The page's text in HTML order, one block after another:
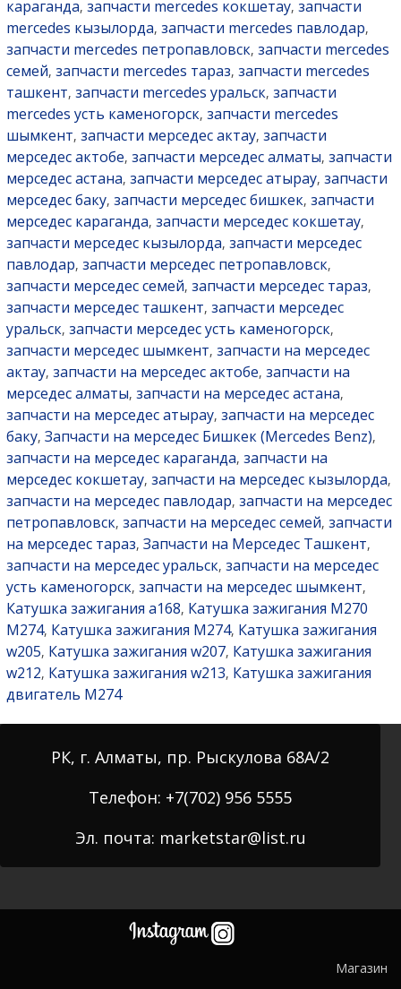
караганда, запчасти mercedes кокшетау, запчасти
mercedes кызылорда, запчасти mercedes павлодар,
запчасти mercedes петропавловск, запчасти mercedes
семей, запчасти mercedes тараз, запчасти mercedes
ташкент, запчасти mercedes уральск, запчасти
mercedes усть каменогорск, запчасти mercedes
шымкент, запчасти мерседес актау, запчасти
мерседес актобе, запчасти мерседес алматы, запчасти
мерседес астана, запчасти мерседес атырау, запчасти
мерседес баку, запчасти мерседес бишкек, запчасти
мерседес караганда, запчасти мерседес кокшетау,
запчасти мерседес кызылорда, запчасти мерседес
павлодар, запчасти мерседес петропавловск,
запчасти мерседес семей, запчасти мерседес тараз,
запчасти мерседес ташкент, запчасти мерседес
уральск, запчасти мерседес усть каменогорск,
запчасти мерседес шымкент, запчасти на мерседес
актау, запчасти на мерседес актобе, запчасти на
мерседес алматы, запчасти на мерседес астана,
запчасти на мерседес атырау, запчасти на мерседес
баку, Запчасти на мерседес Бишкек (Mercedes Benz),
запчасти на мерседес караганда, запчасти на
мерседес кокшетау, запчасти на мерседес кызылорда,
запчасти на мерседес павлодар, запчасти на мерседес
петропавловск, запчасти на мерседес семей, запчасти
на мерседес тараз, Запчасти на Мерседес Ташкент,
запчасти на мерседес уральск, запчасти на мерседес
усть каменогорск, запчасти на мерседес шымкент,
Катушка зажигания a168, Катушка зажигания M270
M274, Катушка зажигания M274, Катушка зажигания
w205, Катушка зажигания w207, Катушка зажигания
w212, Катушка зажигания w213, Катушка зажигания
двигатель M274
РК, г. Алматы, пр. Рыскулова 68А/2
Телефон: +7(702) 956 5555
Эл. почта: marketstar@list.ru
Магазин